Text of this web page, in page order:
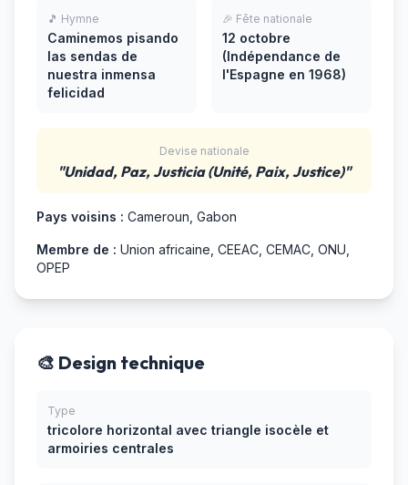
🎵 Hymne
Caminemos pisando
las sendas de
nuestra inmensa
felicidad
🎉 Fête nationale
12 octobre
(Indépendance de
l'Espagne en 1968)
Devise nationale
"Unidad, Paz, Justicia (Unité, Paix, Justice)"
Pays voisins : Cameroun, Gabon
Membre de : Union africaine, CEEAC, CEMAC, ONU,
OPEP
🎨 Design technique
Type
tricolore horizontal avec triangle isocèle et
armoiries centrales